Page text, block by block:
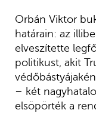
Orbán Viktor
határain: az
elveszítette
politikust, akit
– két
elsöpörték a